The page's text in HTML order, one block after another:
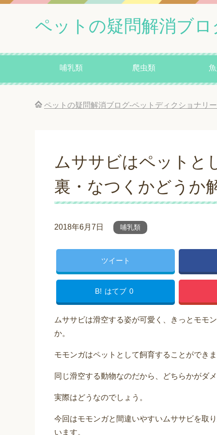
ペットの疑問解消ブ
哺乳類 爬虫類
ペットの疑問解消ブログ-ペットディクショナリー
ムササビはペットと
裏・なつくかどうか
2018年6月7日 哺乳類
ツイート
B! はてブ 0
ムササビは滑空する姿が可愛く、きっとモモ
か。
モモンガはペットとして飼育することができ
同じ滑空する動物なのだから、どちらかがダ
実際はどうなのでしょう。
今回はモモンガと間違いやすいムササビを取
います。